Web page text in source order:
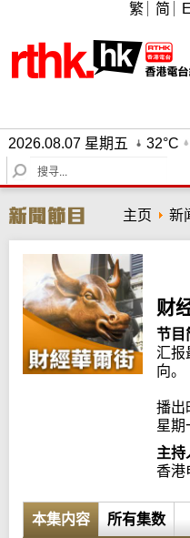
繁 简
2026.08.07 星期五 32°C
S
e
r
c
h
主页 新
财
节目
汇报
向。
播出
星期
主持
香港
本集内容 所有集数